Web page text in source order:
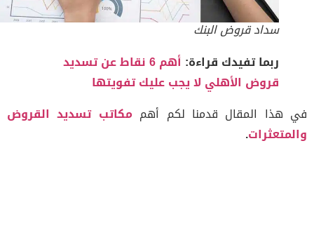
سداد قروض البنك
ربما تفيدك قراءة:
أهم 6 نقاط عن تسديد
قروض الأهلي لا يجب عليك تفويتها
المقال قدمنا لكم أهم
مكاتب تسديد القروض
.